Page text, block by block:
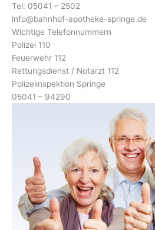
Tel: 05041 – 2502
info@bahnhof-apotheke-springe.de
Wichtige Telefonnummern
Polizei 110
Feuerwehr 112
Rettungsdienst / Notarzt 112
Polizeiinspektion Springe
05041 – 94290